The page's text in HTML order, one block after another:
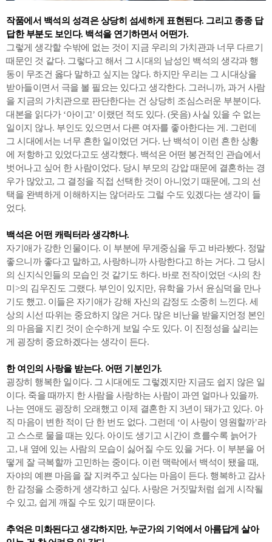
작품에서 백석의 성격은 상당히 섬세하게 표현된다. 그리고 종종 답
답한 부분도 보인다. 백석을 연기하면서 어떤가.
그렇게 생각할 수밖에 없는 것이 지금 우리의 가치관과 너무 다르기
때문인 것 같다. 그렇다고 해서 그 시대의 남성인 백석의 생각과 행
동이 무조건 옳다 말하고 싶지는 않다. 하지만 우리는 그 시대상을
받아들이면서 극을 볼 필요는 있다고 생각한다. 그러니까, 과거 사람
을 지금의 가치관으로 판단한다는 건 상당히 조심스러운 부분이다.
대본을 읽다가 ‘아이고’ 이랬던 적도 있다. (웃음) 사실 있을 수 없는
일이지 않나. 부인도 있으면서 다른 여자를 좋아한다는 게. 그런데
그 시대에서는 너무 흔한 일이었던 거다. 난 백석이 이런 흔한 상황
에 저항하고 있었다고도 생각했다. 백석은 어떤 봉건적인 관습에서
벗어나고 싶어 한 사람이었다. 당시 부모의 강압 때문에 결혼하는 경
우가 많았고, 그 결정을 직접 선택한 것이 아니었기 때문에, 그의 선
택을 완벽하게 이해하지는 않더라도 그럴 수도 있겠다는 생각이 들
었다.
백석은 어떤 캐릭터라 생각하나.
자기애가 강한 인물이다. 이 부분에 무게중심을 두고 바라봤다. 정말
좋으니까 좋다고 말하고, 사랑하니까 사랑한다고 하는 거다. 그 당시
의 신지식인들의 모습인 것 같기도 하다. 바로 전작이었던 <사의 찬
미>의 김우진도 그랬다. 부인이 있지만, 유학을 가서 윤심덕을 만나
기도 했고. 이들은 자기애가 강해 자신의 감정도 소중히 느낀다. 세
상의 시선 따위는 중요하지 않은 거다. 많은 비난을 받을지언정 본인
의 마음을 지킨 것이 순수하게 보일 수도 있다. 이 진정성을 살리는
게 굉장히 중요하겠다는 생각이 든다.
한 여인의 사랑을 받는다. 어떤 기분인가.
굉장히 행복한 일이다. 그 시대에도 그렇겠지만 지금도 쉽지 않은 일
이다. 죽을 때까지 한 사람을 사랑하는 사람이 과연 얼마나 있을까.
나는 연애도 굉장히 오래했고 이제 결혼한 지 3년이 돼가고 있다. 아
직 마음이 변한 적이 단 한 번도 없다. 그런데 ‘이 사랑이 영원할까’라
고 스스로 물을 때는 있다. 아이도 생기고 시간이 흐를수록 늙어가
고, 내 옆에 있는 사람의 모습이 싫어질 수도 있을 거다. 이 부분을 어
떻게 잘 극복할까 고민하는 중이다. 이런 맥락에서 백석이 됐을 때,
자야의 예쁜 마음을 잘 지켜주고 싶다는 마음이 든다. 행복하고 감사
한 감정을 소중하게 생각하고 싶다. 사랑은 거짓말처럼 쉽게 시작될
수 있고, 쉽게 깨질 수도 있기 때문이다.
추억은 미화된다고 생각하지만, 누군가의 기억에서 아름답게 살아